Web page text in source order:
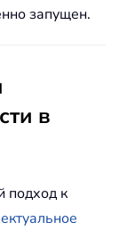
запущен.
в
подход к